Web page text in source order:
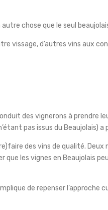
chose que le seul
vissage, d’autres vins aux
des vignerons à prendre
pas issus du Beaujolais) a
des vins de qualité.
les vignes en Beaujolais
de repenser